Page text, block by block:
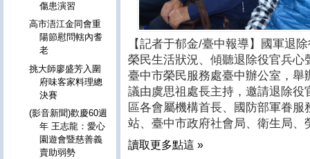
【記者于郁金/臺中報導】國軍退
榮民生活狀況、傾聽退除役官兵
臺中市榮民服務處臺中辦公室，
議由虞思祖處長主持，邀請退除
區各會屬機構首長、國防部軍眷
站、臺中市政府社會局、衛生局
讀取更多點這 »
傷患演習
高市浯江金同會重
陽節慰問轄內耆
老
挑大師廖盛芳入圍
府味客家料理總
決賽
(影音新聞)歡慶60週
年 王志龍：愛心
園遊會暨慈善義
賣助弱勢